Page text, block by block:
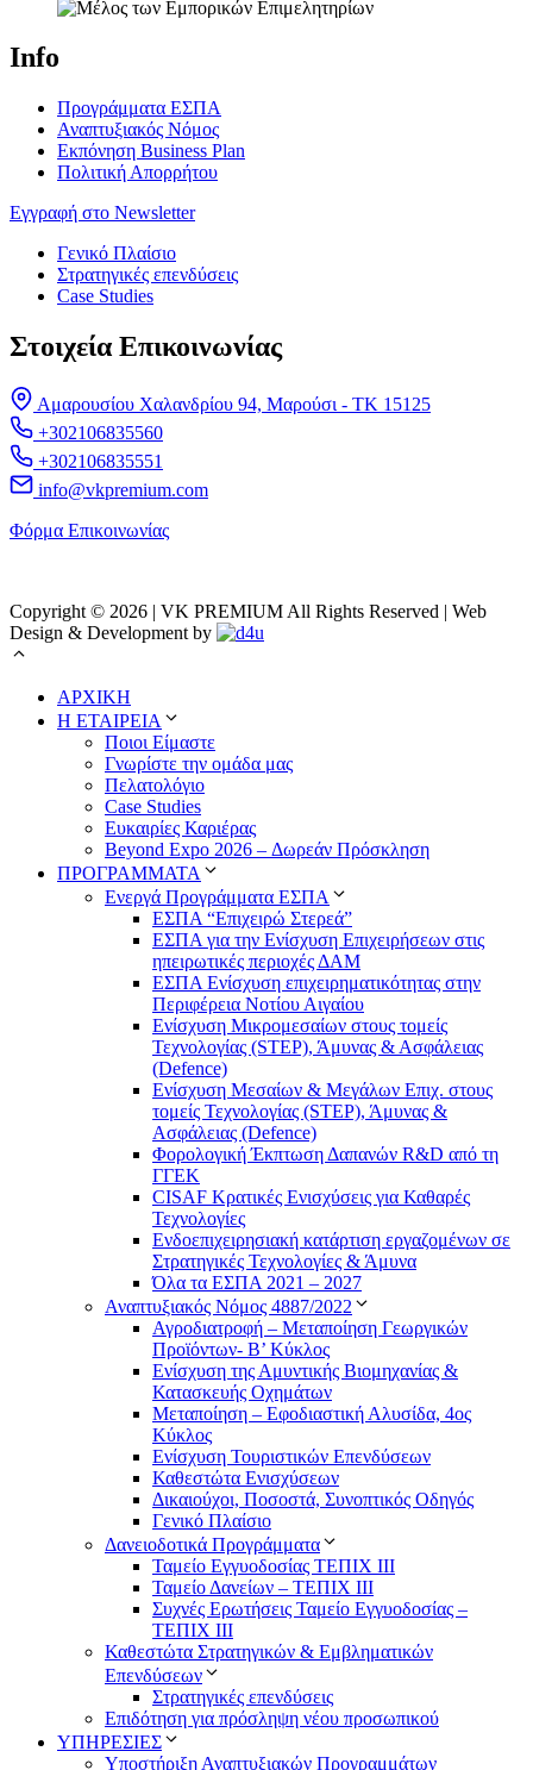
Info
Προγράμματα ΕΣΠΑ
Αναπτυξιακός Νόμος
Εκπόνηση Business Plan
Πολιτική Απορρήτου
Εγγραφή στο Newsletter
Γενικό Πλαίσιο
Στρατηγικές επενδύσεις
Case Studies
Στοιχεία Επικοινωνίας
Αμαρουσίου Χαλανδρίου 94, Μαρούσι - ΤΚ 15125
+302106835560
+302106835551
info@vkpremium.com
Φόρμα Eπικοινωνίας
Copyright © 2026 | VK PREMIUM All Rights Reserved | Web
Design & Development by
ΑΡΧΙΚΗ
Η ΕΤΑΙΡΕΙΑ
Ποιοι Είμαστε
Γνωρίστε την ομάδα μας
Πελατολόγιο
Case Studies
Ευκαιρίες Καριέρας
Beyond Expo 2026 – Δωρεάν Πρόσκληση
ΠΡΟΓΡΑΜΜΑΤΑ
Ενεργά Προγράμματα ΕΣΠΑ
ΕΣΠΑ “Επιχειρώ Στερεά”
ΕΣΠΑ για την Ενίσχυση Επιχειρήσεων στις
ηπειρωτικές περιοχές ΔΑΜ
ΕΣΠΑ Ενίσχυση επιχειρηματικότητας στην
Περιφέρεια Νοτίου Αιγαίου
Ενίσχυση Μικρομεσαίων στους τομείς
Τεχνολογίας (STEP), Άμυνας & Ασφάλειας
(Defence)
Ενίσχυση Μεσαίων & Μεγάλων Επιχ. στους
τομείς Τεχνολογίας (STEP), Άμυνας &
Ασφάλειας (Defence)
Φορολογική Έκπτωση Δαπανών R&D από τη
ΓΓΕΚ
CISAF Κρατικές Ενισχύσεις για Καθαρές
Τεχνολογίες
Ενδοεπιχειρησιακή κατάρτιση εργαζομένων σε
Στρατηγικές Τεχνολογίες & Άμυνα
Όλα τα ΕΣΠΑ 2021 – 2027
Αναπτυξιακός Νόμος 4887/2022
Αγροδιατροφή – Μεταποίηση Γεωργικών
Προϊόντων- Β’ Κύκλος
Eνίσχυση της Αμυντικής Βιομηχανίας &
Κατασκευής Οχημάτων
Μεταποίηση – Εφοδιαστική Αλυσίδα, 4ος
Κύκλος
Ενίσχυση Τουριστικών Επενδύσεων
Καθεστώτα Ενισχύσεων
Δικαιούχοι, Ποσοστά, Συνοπτικός Οδηγός
Γενικό Πλαίσιο
Δανειοδοτικά Προγράμματα
Ταμείο Εγγυοδοσίας ΤΕΠΙΧ ΙΙΙ
Ταμείο Δανείων – ΤΕΠΙΧ ΙΙΙ
Συχνές Ερωτήσεις Ταμείο Εγγυοδοσίας –
ΤΕΠΙΧ ΙΙΙ
Καθεστώτα Στρατηγικών & Εμβληματικών
Επενδύσεων
Στρατηγικές επενδύσεις
Επιδότηση για πρόσληψη νέου προσωπικού
ΥΠΗΡΕΣΙΕΣ
Υποστήριξη Αναπτυξιακών Προγραμμάτων